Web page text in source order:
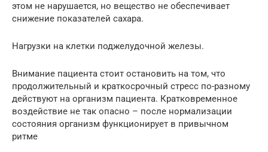
этом не нарушается, но вещество не обеспечивает
снижение показателей сахара.
Нагрузки на клетки поджелудочной железы.
Внимание пациента стоит остановить на том, что
продолжительный и краткосрочный стресс по-разному
действуют на организм пациента. Кратковременное
воздействие не так опасно – после нормализации
состояния организм функционирует в привычном
ритме